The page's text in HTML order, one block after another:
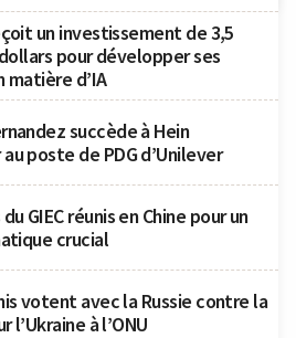
un investissement de 3,5
pour développer ses
matière d’IA
succède à Hein
poste de PDG d’Unilever
GIEC réunis en Chine pour un
crucial
votent avec la Russie contre la
l’Ukraine à l’ONU